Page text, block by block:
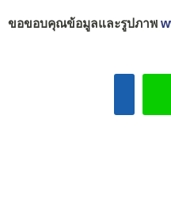
ขอขอบคุณข้อมูลและรูปภาพ